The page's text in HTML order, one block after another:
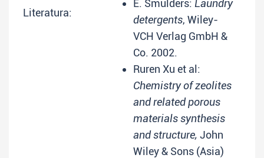
Literatura:
E. Smulders: Laundry
detergents, Wiley-
VCH Verlag GmbH &
Co. 2002.
Ruren Xu et al:
Chemistry of zeolites
and related porous
materials synthesis
and structure, John
Wiley & Sons (Asia)